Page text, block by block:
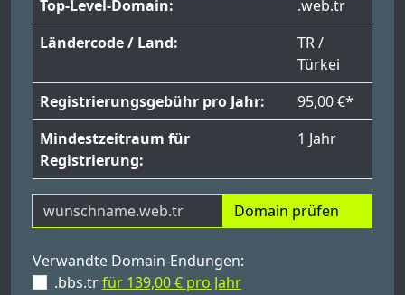
Top-Level-Domain:
.web.tr
Ländercode / Land:
TR /
Türkei
Registrierungsgebühr pro Jahr:
95,00 €*
Mindestzeitraum für
Registrierung:
1 Jahr
Domain prüfen
Verwandte Domain-Endungen:
.bbs.trfür 139,00 € pro Jahr